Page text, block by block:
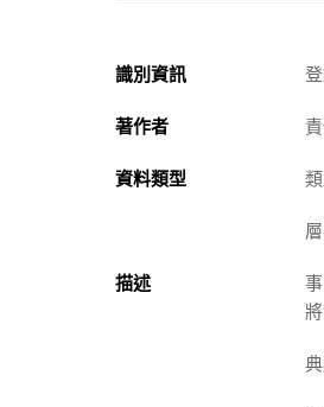
識別資訊
著作者
資料類型
描述